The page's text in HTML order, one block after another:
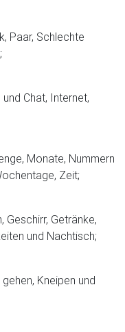
Paar, Schlechte
Chat, Internet,
Monate, Nummern
Zeit;
Geschirr, Getränke,
und Nachtisch;
Kneipen und